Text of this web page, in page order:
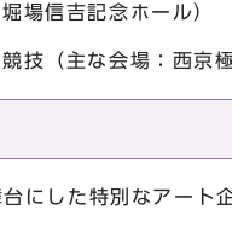
場信吉記念ホール）
技（主な会場：西京
にした特別なアート